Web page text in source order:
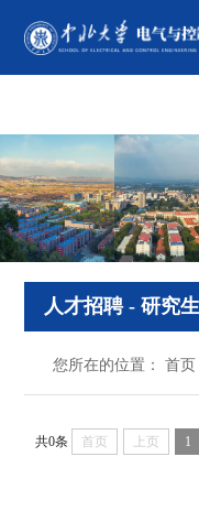
中国·44118太
人才招聘 - 研究
您所在的位置： 首页
共0条 首页 上页 1